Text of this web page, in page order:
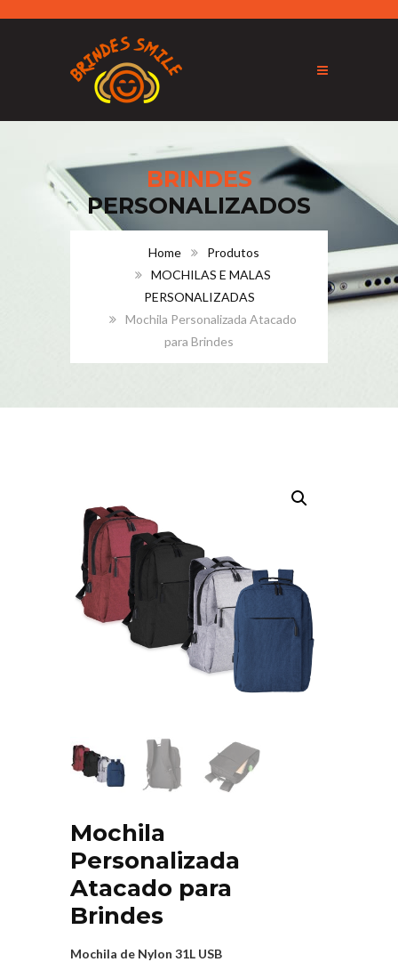
BRINDES
PERSONALIZADOS
Home
Produtos
MOCHILAS E MALAS
PERSONALIZADAS
Mochila Personalizada Atacado
para Brindes
Mochila
Personalizada
Atacado para
Brindes
Mochila de Nylon 31L USB